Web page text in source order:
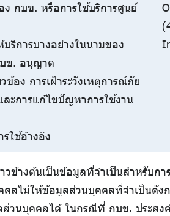
กบข. หรือการใช้บริการศูนย์
ริการบางอย่างในนามของ
ข. อนุญาต
อง การเฝ้าระวังเหตุการณ์ภัย
ะการแก้ไขปัญหาการใช้งาน
ใช้อ้างอิง
ข้างต้นเป็นข้อมูลที่จำเป็นสำหรับก
ลไม่ให้ข้อมูลส่วนบุคคลที่จำเป็นดั
วนบุคคลได้ ในกรณีที่ กบข. ประส